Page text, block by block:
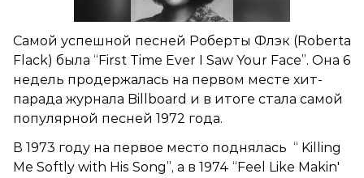
Самой успешной песней Роберты Флэк (Roberta
Flack) была “First Time Ever I Saw Your Face”. Она 6
недель продержалась на первом месте хит-
парада журнала Billboard и в итоге стала самой
популярной песней 1972 года.
В 1973 году на первое место поднялась “ Killing
Me Softly with His Song”, а в 1974 “Feel Like Makin'